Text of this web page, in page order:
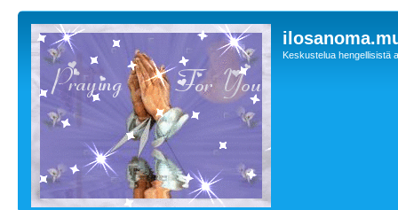
Keskustelua hengellisistä